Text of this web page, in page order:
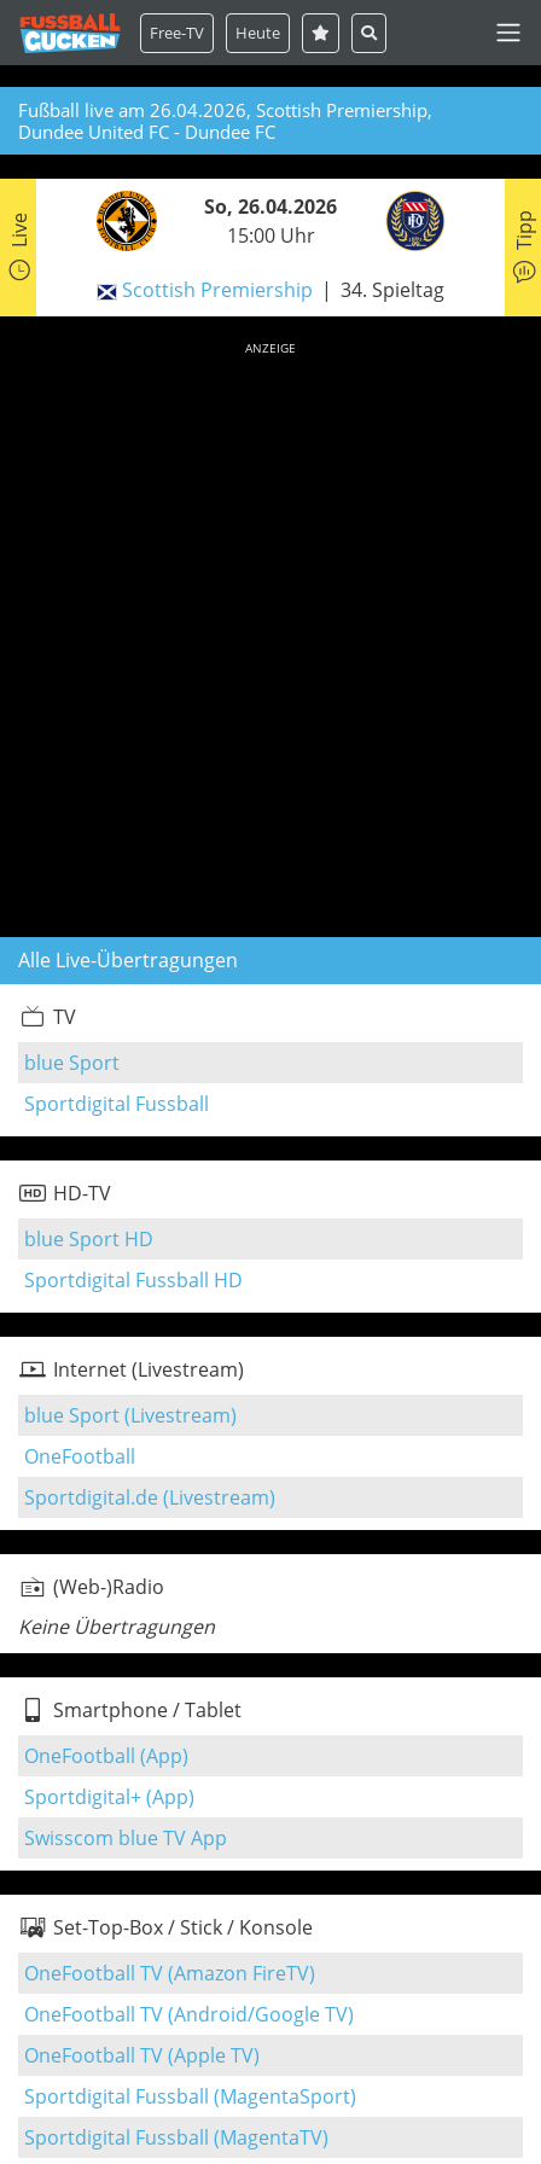
Free-TV Heute
Fußball live am 26.04.2026, Scottish Premiership,
Dundee United FC - Dundee FC
Live
So, 26.04.2026
15:00 Uhr
Scottish Premiership 34. Spieltag
Tipp
ANZEIGE
Alle Live-Übertragungen
TV
blue Sport
Sportdigital Fussball
HD-TV
blue Sport HD
Sportdigital Fussball HD
Internet (Livestream)
blue Sport (Livestream)
OneFootball
Sportdigital.de (Livestream)
(Web-)Radio
Keine Übertragungen
Smartphone / Tablet
OneFootball (App)
Sportdigital+ (App)
Swisscom blue TV App
Set-Top-Box / Stick / Konsole
OneFootball TV (Amazon FireTV)
OneFootball TV (Android/Google TV)
OneFootball TV (Apple TV)
Sportdigital Fussball (MagentaSport)
Sportdigital Fussball (MagentaTV)